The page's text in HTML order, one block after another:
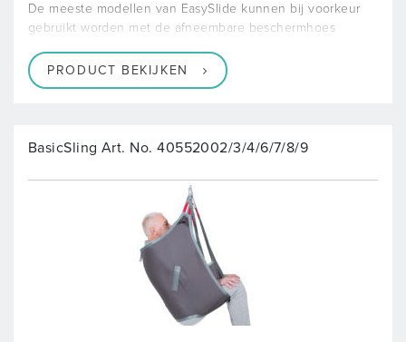
De meeste modellen van EasySlide kunnen bij voorkeur
gebruikt worden met de afneembare beschermhoes
PRODUCT BEKIJKEN
BasicSling Art. No. 40552002/3/4/6/7/8/9